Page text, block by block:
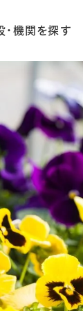
・機関を探す